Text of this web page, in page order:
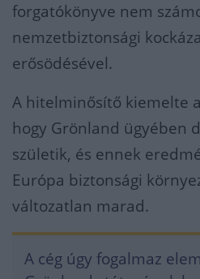
forgatókönyve nem
nemzetbiztonsági
erősödésével.
A hitelminősítő kiemelte
hogy Grönland ügyében
születik, és ennek
Európa biztonsági
változatlan marad.
A cég úgy fogalmaz